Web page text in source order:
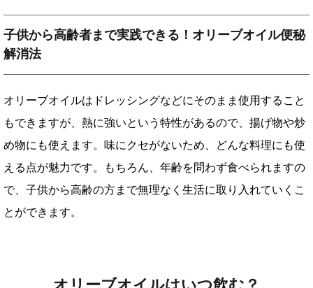
子供から高齢者まで実践できる！オリーブオイル便秘
解消法
オリーブオイルはドレッシングなどにそのまま使用すること
もできますが、熱に強いという特性があるので、揚げ物や炒
め物にも使えます。味にクセがないため、どんな料理にも使
える点が魅力です。もちろん、年齢を問わず食べられますの
で、子供から高齢の方まで無理なく生活に取り入れていくこ
とができます。